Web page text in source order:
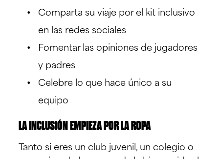
Comparta su viaje por el kit inclusivo
en las redes sociales
Fomentar las opiniones de jugadores
y padres
Celebre lo que hace único a su
equipo
LA INCLUSIÓN EMPIEZA POR LA ROPA
Tanto si eres un club juvenil, un colegio o